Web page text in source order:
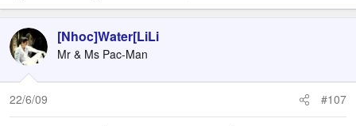
[Nhoc]Water[LiLi
Mr & Ms Pac-Man
22/6/09 #107